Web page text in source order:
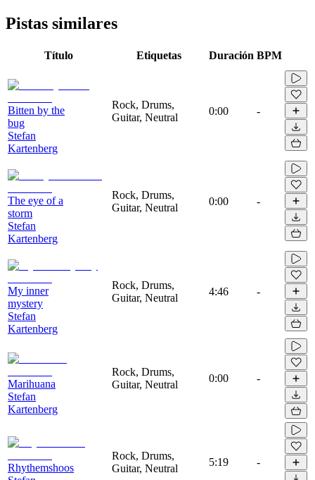
Pistas similares
Título Etiquetas Duración BPM
Bitten by the
bug
Stefan
Kartenberg
Rock, Drums,
Guitar, Neutral
0:00 -
The eye of a
storm
Stefan
Kartenberg
Rock, Drums,
Guitar, Neutral
0:00 -
My inner
mystery
Stefan
Kartenberg
Rock, Drums,
Guitar, Neutral
4:46 -
Marihuana
Stefan
Kartenberg
Rock, Drums,
Guitar, Neutral
0:00 -
Rhythemshoos
Rock, Drums,
Guitar, Neutral
5:19 -